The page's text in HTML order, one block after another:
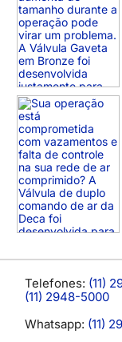
Telefones: (11)
(11) 2948-5000
Whatsapp: (11)